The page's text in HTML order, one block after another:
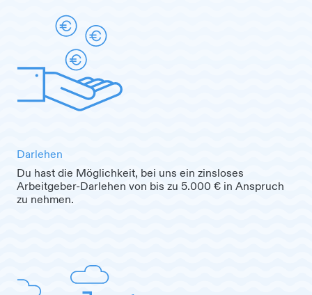
Darlehen
Du hast die Möglichkeit, bei uns ein zinsloses
Arbeitgeber-Darlehen von bis zu 5.000 € in Anspruch
zu nehmen.